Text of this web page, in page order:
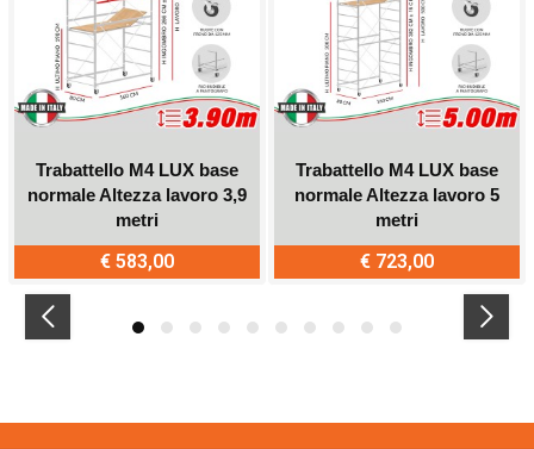
Trabattello M4 LUX base
normale Altezza lavoro 3,9
metri
€ 583,00
Trabattello M4 LUX base
normale Altezza lavoro 5
metri
€ 723,00